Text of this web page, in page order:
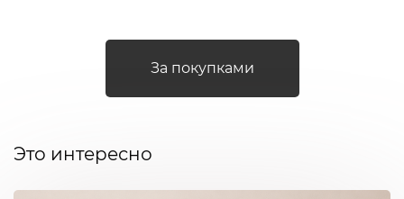
За покупками
Это интересно